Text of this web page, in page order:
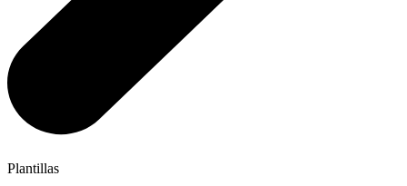
Plantillas